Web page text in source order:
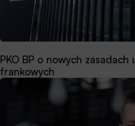
PKO BP o nowych
frankowych